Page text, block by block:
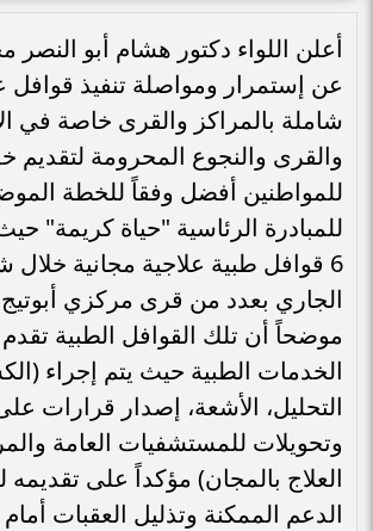
أعلن اللواء دكتور هشام أبو
عن إستمرار ومواصلة تنفيذ قوافل
شاملة بالمراكز والقرى خاصة في
والقرى والنجوع المحرومة
للمواطنين أفضل وفقاً للخطة
للمبادرة الرئاسية "حياة كريمة"
6 قوافل طبية علاجية مجانية خلال
الجاري بعدد من قرى مركزي
موضحاً أن تلك القوافل الطبية
الخدمات الطبية حيث يتم إجراء
التحليل، الأشعة، إصدار قرارات
وتحويلات للمستشفيات العامة
العلاج بالمجان) مؤكداً على
الدعم الممكنة وتذليل العقبات